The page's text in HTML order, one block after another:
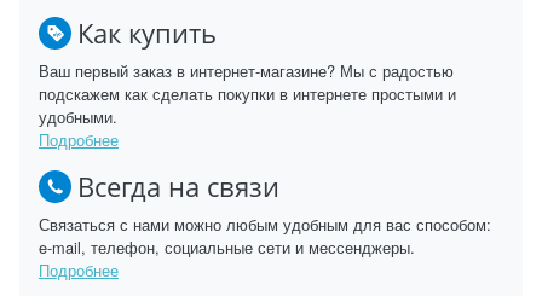
Как купить
Ваш первый заказ в интернет-магазине? Мы с радостью
подскажем как сделать покупки в интернете простыми и
удобными.
Подробнее
Всегда на связи
Связаться с нами можно любым удобным для вас способом:
e-mail, телефон, социальные сети и мессенджеры.
Подробнее